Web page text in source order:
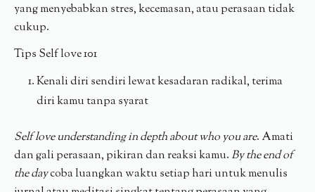
yang menyebabkan stres, kecemasan, atau perasaan tidak
cukup.
Tips Self love 101
Kenali diri sendiri lewat kesadaran radikal, terima
diri kamu tanpa syarat
Self love understanding in depth about who you are. Amati
dan gali perasaan, pikiran dan reaksi kamu. By the end of
the daycoba luangkan waktu setiap hari untuk menulis